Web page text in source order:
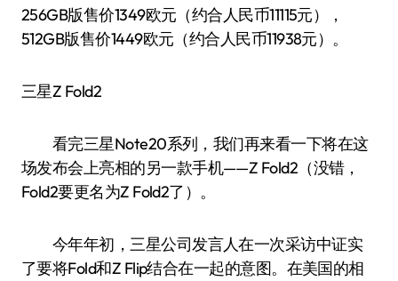
256GB版售价1349欧元（约合人民币11115元），
512GB版售价1449欧元（约合人民币11938元）。
三星Z Fold2
看完三星Note20系列，我们再来看一下将在这
场发布会上亮相的另一款手机——Z Fold2（没错，
Fold2要更名为Z Fold2了）。
今年年初，三星公司发言人在一次采访中证实
了要将Fold和Z Flip结合在一起的意图。在美国的相